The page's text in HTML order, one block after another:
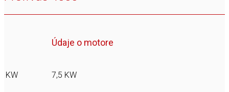
Údaje o motore
KW 7,5 KW